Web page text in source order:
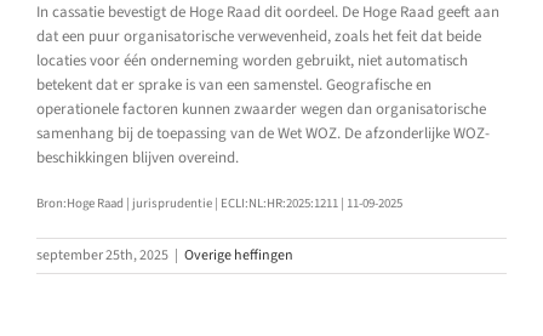
In cassatie bevestigt de Hoge Raad dit oordeel. De Hoge Raad geeft aan
dat een puur organisatorische verwevenheid, zoals het feit dat beide
locaties voor één onderneming worden gebruikt, niet automatisch
betekent dat er sprake is van een samenstel. Geografische en
operationele factoren kunnen zwaarder wegen dan organisatorische
samenhang bij de toepassing van de Wet WOZ. De afzonderlijke WOZ-
beschikkingen blijven overeind.
Bron:Hoge Raad | jurisprudentie | ECLI:NL:HR:2025:1211 | 11-09-2025
september 25th, 2025 Overige heffingen